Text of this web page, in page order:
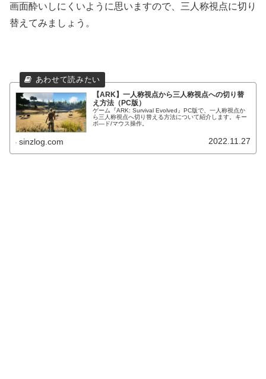
画面酔いしにくいように思いますので、三人称視点に切り
替えてみましょう。
【ARK】一人称視点から三人称視点への切り替
え方法（PC版）
ゲーム『ARK: Survival Evolved』PC版で、一人称視点か
ら三人称視点へ切り替える方法について紹介します。キー
ボ―ド/マウス操作。
sinzlog.com 2022.11.27